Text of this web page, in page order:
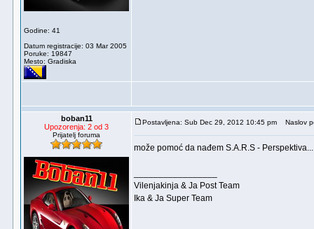
Godine: 41
Datum registracije: 03 Mar 2005
Poruke: 19847
Mesto: Gradiska
boban11
Upozorenja: 2 od 3
Prijatelj foruma
Postavljena: Sub Dec 29, 2012 10:45 pm Naslov
može pomoć da nađem S.A.R.S - Perspektiva...
Vilenjakinja & Ja Post Team
Ika & Ja Super Team